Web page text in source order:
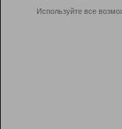
Используйте все